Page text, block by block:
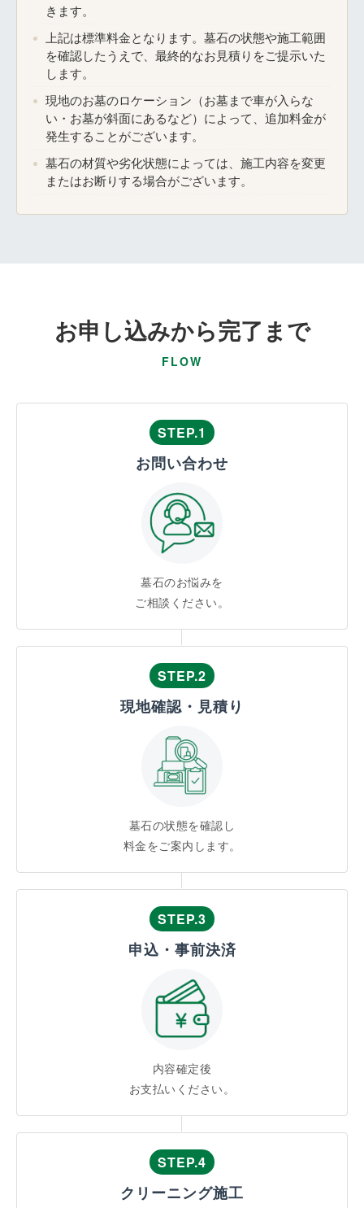
きます。
上記は標準料金となります。墓石の状態や施工範囲
を確認したうえで、最終的なお見積りをご提示いた
します。
現地のお墓のロケーション（お墓まで車が入らな
い・お墓が斜面にあるなど）によって、追加料金が
発生することがございます。
墓石の材質や劣化状態によっては、施工内容を変更
またはお断りする場合がございます。
お申し込みから完了まで
FLOW
STEP.1
お問い合わせ
墓石のお悩みを
ご相談ください。
STEP.2
現地確認・見積り
墓石の状態を確認し
料金をご案内します。
STEP.3
申込・事前決済
内容確定後
お支払いください。
STEP.4
クリーニング施工